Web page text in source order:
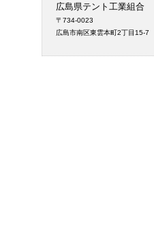
広島県テント工業組合
〒734-0023
広島市南区東雲本町2丁目15-7